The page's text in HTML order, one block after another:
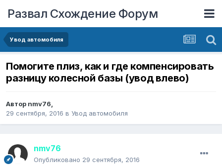
Развал Схождение Форум
Увод автомобиля
Помогите плиз, как и где компенсировать
разницу колесной базы (увод влево)
Автор nmv76,
29 сентября, 2016 в Увод автомобиля
nmv76
Опубликовано 29 сентября, 2016